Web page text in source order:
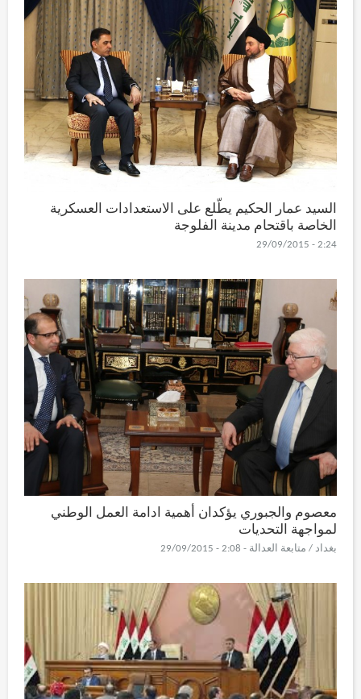
السيد عمار الحكيم يطّلع على الاستعدادات العسكرية
الخاصة باقتحام مدينة الفلوجة
2:24 - 29/09/2015
معصوم والجبوري يؤكدان أهمية ادامة العمل الوطني
لمواجهة التحديات
بغداد / متابعة العدالة - 2:08 - 29/09/2015